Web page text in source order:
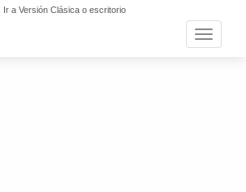
Ir a Versión Clásica o escritorio
Toggle